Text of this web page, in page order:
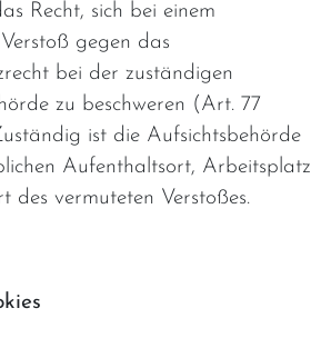
Recht, sich bei einem
gegen das
bei der zuständigen
zu beschweren (Art. 77
ist die Aufsichtsbehörde
Aufenthaltsort, Arbeitsplatz
des vermuteten Verstoßes.